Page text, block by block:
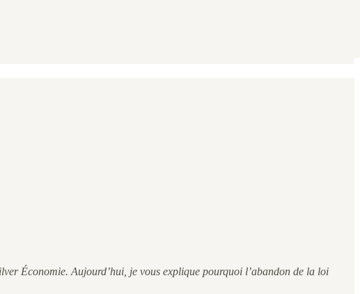
Économie. Aujourd’hui, je vous explique pourquoi l’abandon de la loi